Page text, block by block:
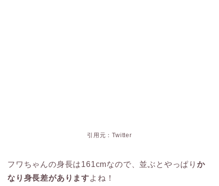
引用元：Twitter
フワちゃんの身長は161cmなので、並ぶとやっぱり か
なり身長差がありますよね！